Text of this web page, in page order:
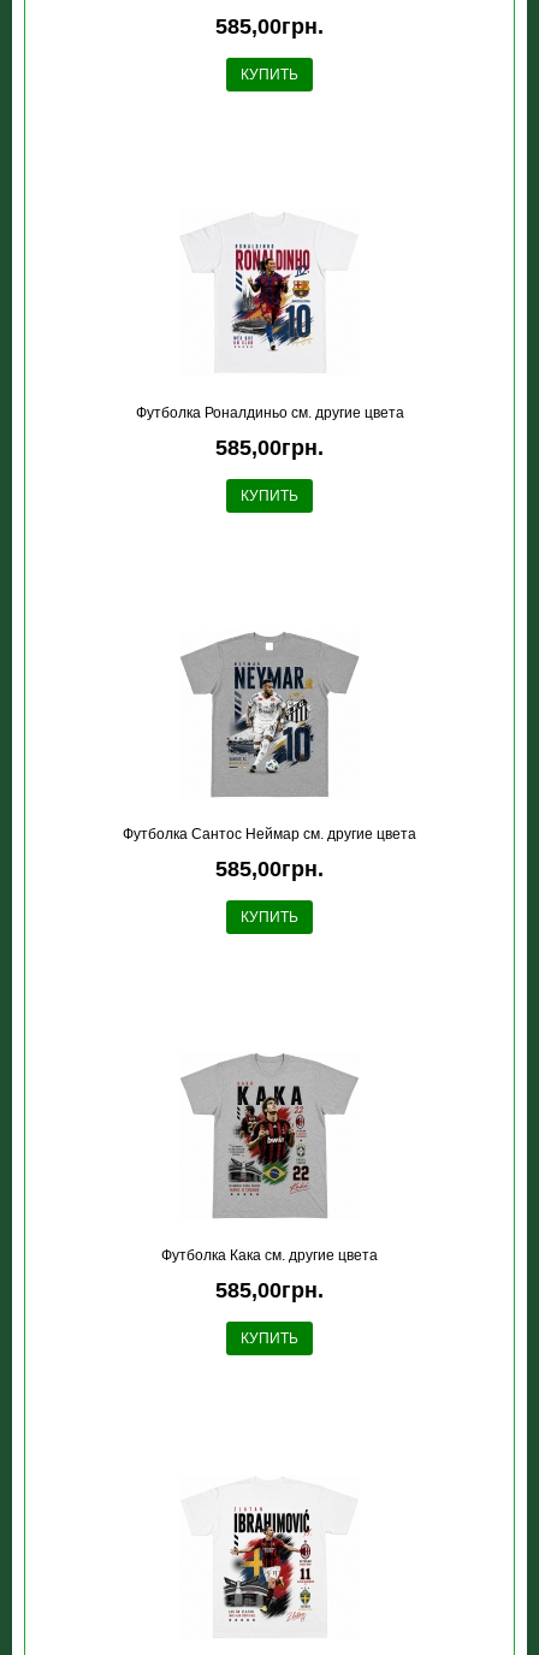
585,00грн.
КУПИТЬ
Футболка Роналдиньо см. другие цвета
585,00грн.
КУПИТЬ
Футболка Сантос Неймар см. другие цвета
585,00грн.
КУПИТЬ
Футболка Кака см. другие цвета
585,00грн.
КУПИТЬ